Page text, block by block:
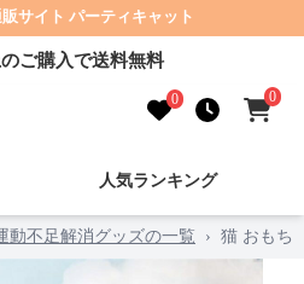
サイト パーティキャット
ご購入で送料無料
0 0
人気ランキング
動不足解消グッズの一覧 › 猫 おもち